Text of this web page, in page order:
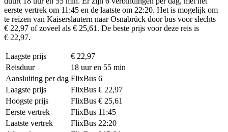
eerste vertrek om 11:45 en de laatste om 22:20. Het is mogelijk om
te reizen van Kaiserslautern naar Osnabrück door bus voor slechts
€ 22,97 of zoveel als € 25,61. De beste prijs voor deze reis is
€ 22,97.
Laagste prijs
€ 22,97
Reisduur
18 uur en 55 min
Aansluiting per dag FlixBus 6
Laagste prijs
FlixBus € 22,97
Hoogste prijs
FlixBus € 25,61
Eerste vertrek
FlixBus 11:45
Laatste vertrek
FlixBus 22:20